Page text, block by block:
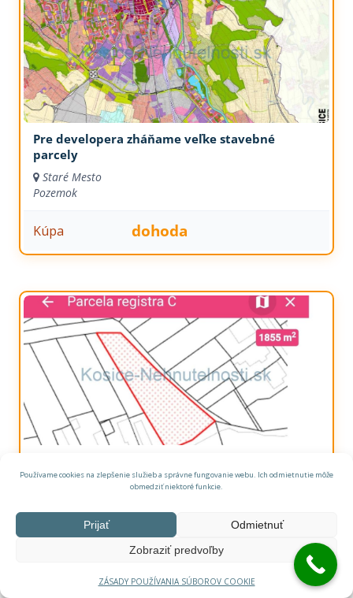
Používame cookies na zlepšenie služieb a správne fungovanie webu. Ich odmietnutie môže
obmedziť niektoré funkcie.
Prijať
Odmietnuť
Zobraziť predvoľby
ZÁSADY POUŽÍVANIA SÚBOROV COOKIE
Pre developera zháňame veľke stavebné
parcely
Staré Mesto
Pozemok
Kúpa dohoda
Predaj 17.990,- €